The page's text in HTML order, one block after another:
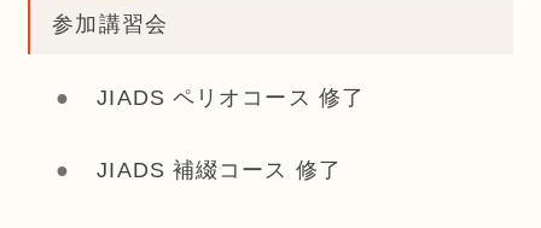
参加講習会
JIADS ペリオコース 修了
JIADS 補綴コース 修了